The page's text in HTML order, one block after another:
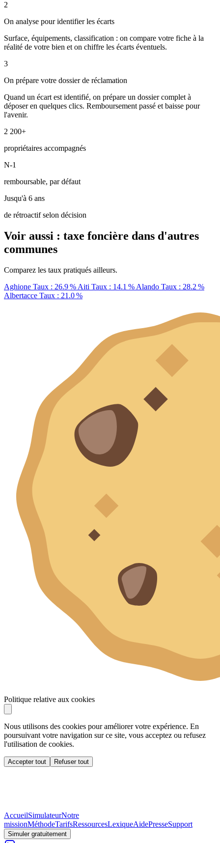
2
On analyse pour identifier les écarts
Surface, équipements, classification : on compare votre fiche à la
réalité de votre bien et on chiffre les écarts éventuels.
3
On prépare votre dossier de réclamation
Quand un écart est identifié, on prépare un dossier complet à
déposer en quelques clics. Remboursement passé et baisse pour
l'avenir.
2 200+
propriétaires accompagnés
N-1
remboursable, par défaut
Jusqu'à 6 ans
de rétroactif selon décision
Voir aussi : taxe foncière dans d'autres
communes
Comparez les taux pratiqués ailleurs.
Aghione Taux : 26.9 % Aiti Taux : 14.1 % Alando Taux : 28.2 %
Albertacce Taux : 21.0 %
Politique relative aux cookies
Nous utilisons des cookies pour améliorer votre expérience. En
poursuivant votre navigation sur ce site, vous acceptez ou refusez
l'utilisation de cookies.
Accepter tout Refuser tout
AccueilSimulateurNotre
missionMéthodeTarifsRessourcesLexiqueAidePresseSupport
Simuler gratuitement